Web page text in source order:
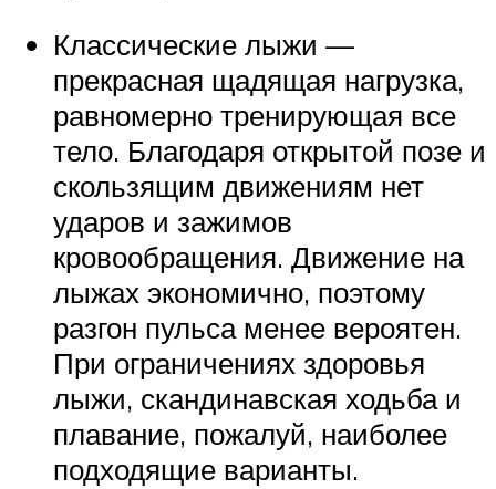
Классические лыжи —
прекрасная щадящая нагрузка,
равномерно тренирующая все
тело. Благодаря открытой позе и
скользящим движениям нет
ударов и зажимов
кровообращения. Движение на
лыжах экономично, поэтому
разгон пульса менее вероятен.
При ограничениях здоровья
лыжи, скандинавская ходьба и
плавание, пожалуй, наиболее
подходящие варианты.